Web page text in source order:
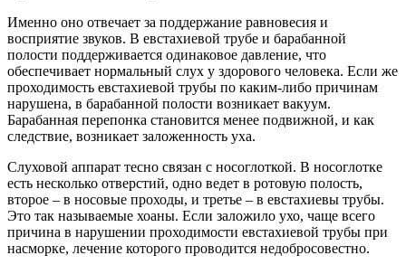
Именно оно отвечает за поддержание равновесия и
восприятие звуков. В евстахиевой трубе и барабанной
полости поддерживается одинаковое давление, что
обеспечивает нормальный слух у здорового человека. Если же
проходимость евстахиевой трубы по каким-либо причинам
нарушена, в барабанной полости возникает вакуум.
Барабанная перепонка становится менее подвижной, и как
следствие, возникает заложенность уха.
Слуховой аппарат тесно связан с носоглоткой. В носоглотке
есть несколько отверстий, одно ведет в ротовую полость,
второе – в носовые проходы, и третье – в евстахиевы трубы.
Это так называемые хоаны. Если заложило ухо, чаще всего
причина в нарушении проходимости евстахиевой трубы при
насморке, лечение которого проводится недобросовестно.